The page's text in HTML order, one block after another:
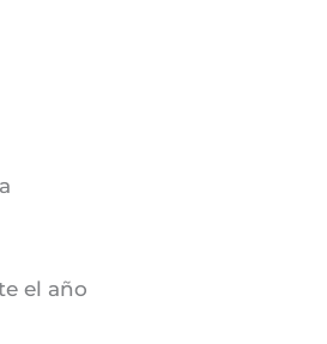
el año